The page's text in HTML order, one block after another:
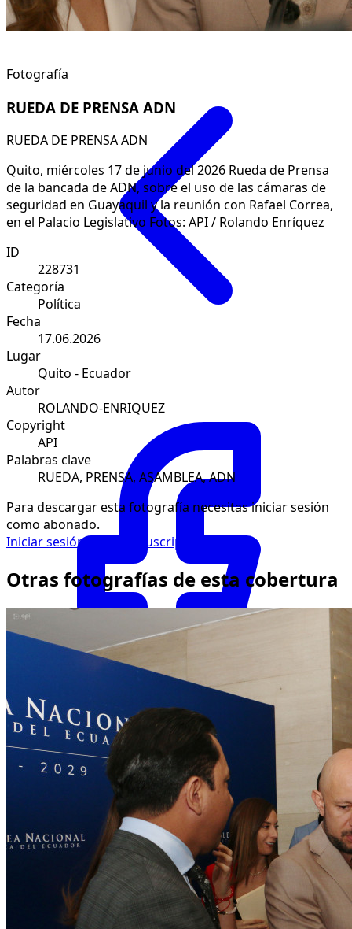
Facebook
Fotografía
RUEDA DE PRENSA ADN
RUEDA DE PRENSA ADN
Quito, miércoles 17 de junio del 2026 Rueda de Prensa
de la bancada de ADN, sobre el uso de las cámaras de
seguridad en Guayaquil y la reunión con Rafael Correa,
en el Palacio Legislativo Fotos: API / Rolando Enríquez
ID
228731
Categoría
Política
Fecha
17.06.2026
Lugar
Quito - Ecuador
Autor
ROLANDO-ENRIQUEZ
Copyright
API
Palabras clave
RUEDA, PRENSA, ASAMBLEA, ADN
Para descargar esta fotografía necesitas iniciar sesión
como abonado.
Iniciar sesiónSolicitar suscripción
Otras fotografías de esta cobertura